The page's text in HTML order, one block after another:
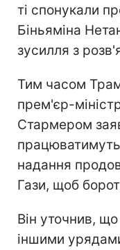
ті спонукали
Біньяміна
зусилля з
Тим часом
прем'єр-
Стармером
надання
Гази, щоб
Він уточнив,
іншими